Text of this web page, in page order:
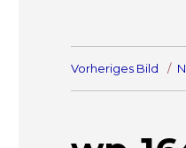
Vorheriges Bild